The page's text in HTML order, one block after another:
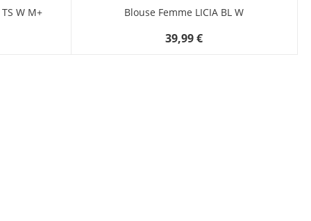
W M+
Blouse Femme LICIA BL W
39,99 €